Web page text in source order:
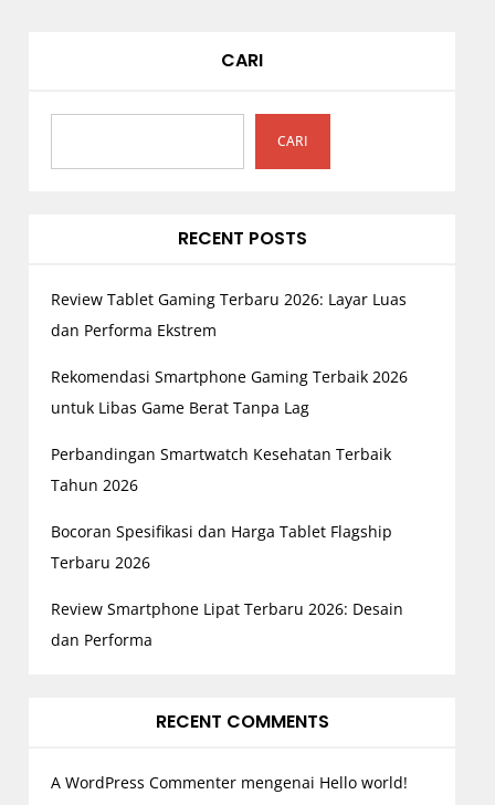
CARI
CARI
RECENT POSTS
Review Tablet Gaming Terbaru 2026: Layar Luas
dan Performa Ekstrem
Rekomendasi Smartphone Gaming Terbaik 2026
untuk Libas Game Berat Tanpa Lag
Perbandingan Smartwatch Kesehatan Terbaik
Tahun 2026
Bocoran Spesifikasi dan Harga Tablet Flagship
Terbaru 2026
Review Smartphone Lipat Terbaru 2026: Desain
dan Performa
RECENT COMMENTS
A WordPress Commentermengenai Hello world!